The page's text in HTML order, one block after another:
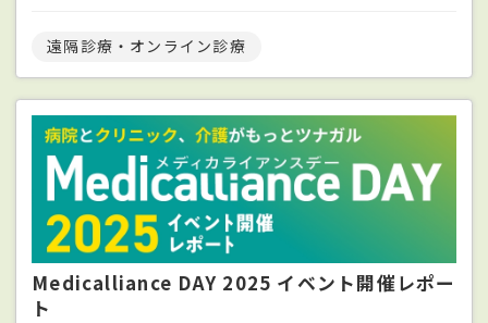
遠隔診療・オンライン診療
Medicalliance DAY 2025 イベント開催レポー
ト